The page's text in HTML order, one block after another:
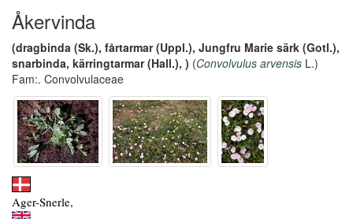
Åkervinda
(dragbinda (Sk.), fårtarmar (Uppl.), Jungfru Marie särk (Gotl.),
snarbinda, kärringtarmar (Hall.), ) (Convolvulus arvensis L.)
Fam:. Convolvulaceae
Ager-Snerle,